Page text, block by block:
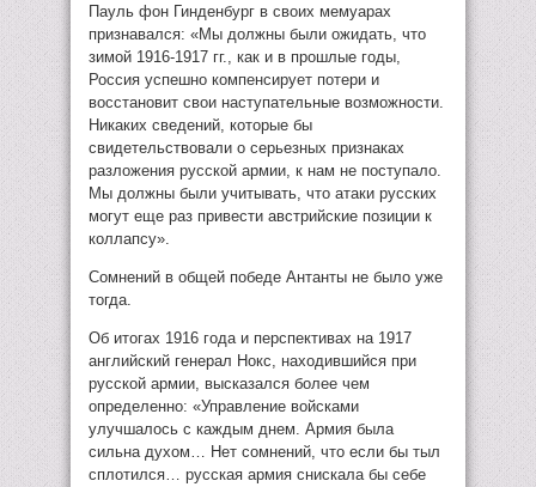
Пауль фон Гинденбург в своих мемуарах
признавался: «Мы должны были ожидать, что
зимой 1916-1917 гг., как и в прошлые годы,
Россия успешно компенсирует потери и
восстановит свои наступательные возможности.
Никаких сведений, которые бы
свидетельствовали о серьезных признаках
разложения русской армии, к нам не поступало.
Мы должны были учитывать, что атаки русских
могут еще раз привести австрийские позиции к
коллапсу».
Сомнений в общей победе Антанты не было уже
тогда.
Об итогах 1916 года и перспективах на 1917
английский генерал Нокс, находившийся при
русской армии, высказался более чем
определенно: «Управление войсками
улучшалось с каждым днем. Армия была
сильна духом… Нет сомнений, что если бы тыл
сплотился… русская армия снискала бы себе